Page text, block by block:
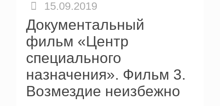
15.09.2019
Документальный
фильм «Центр
специального
назначения». Фильм 3.
Возмездие неизбежно